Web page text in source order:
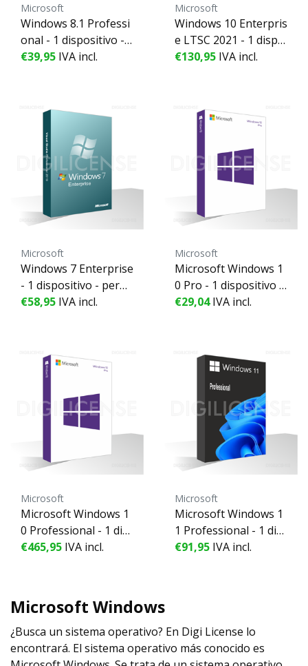
Microsoft
Windows 8.1 Professi
onal - 1 dispositivo -
perpetuo - Licencia d
€39,95 IVA incl.
Microsoft
Windows 10 Enterpris
e LTSC 2021 - 1 dispo
sitivo - perpetuo - Lic
€130,95 IVA incl.
Microsoft
Windows 7 Enterprise
- 1 dispositivo - perpe
tuo - Licencia de nego
€58,95 IVA incl.
Microsoft
Microsoft Windows 1
0 Pro - 1 dispositivo -
perpetuo
€29,04IVA incl.
Microsoft
Microsoft Windows 1
0 Professional - 1 dis
positivo - perpetuo
€465,95 IVA incl.
Microsoft
Microsoft Windows 1
1 Professional - 1 dis
positivo - perpetuo
€91,95 IVA incl.
Microsoft Windows
¿Busca un sistema operativo? En Digi License lo
encontrará. El sistema operativo más conocido es